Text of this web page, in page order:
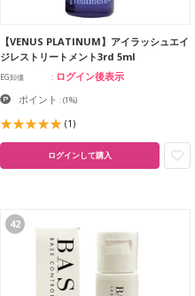
【VENUS PLATINUM】アイラッシュエイ
ジレストリートメント3rd 5ml
EG卸価 ログイン後表示
ポイント :(1%)
(1)
ログインして購入
42